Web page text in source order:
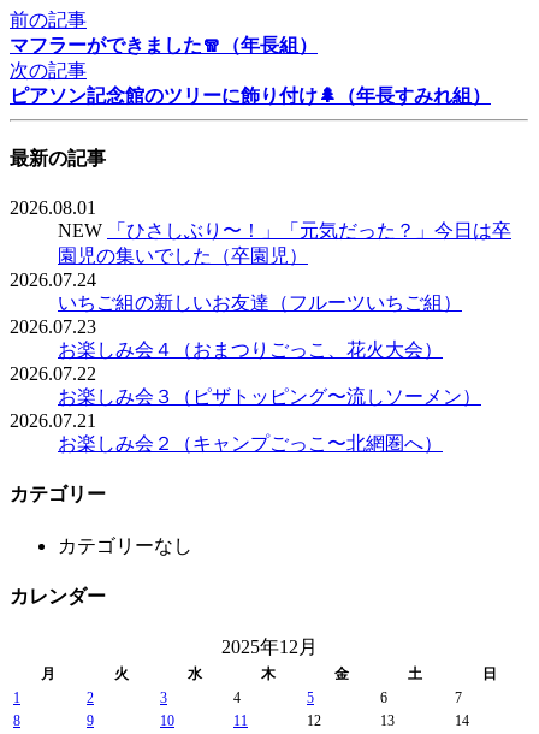
前の記事
マフラーができました🧣（年長組）
次の記事
ピアソン記念館のツリーに飾り付け🌲（年長すみれ組）
最新の記事
2026.08.01
NEW
「ひさしぶり〜！」「元気だった？」今日は卒
園児の集いでした（卒園児）
2026.07.24
いちご組の新しいお友達（フルーツいちご組）
2026.07.23
お楽しみ会４（おまつりごっこ、花火大会）
2026.07.22
お楽しみ会３（ピザトッピング〜流しソーメン）
2026.07.21
お楽しみ会２（キャンプごっこ〜北網圏へ）
カテゴリー
カテゴリーなし
カレンダー
2025年12月
月 火 水 木 金 土
日
1
2 3 4 5 6
7
8
9 10 11 12 13
14